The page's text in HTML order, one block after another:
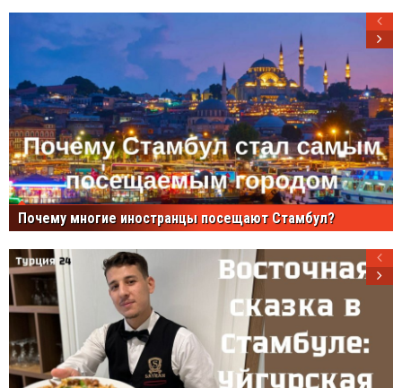
Почему многие иностранцы посещают Стамбул?